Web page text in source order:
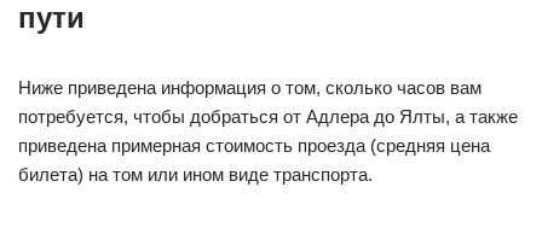
пути
Ниже приведена информация о том, сколько часов вам
потребуется, чтобы добраться от Адлера до Ялты, а также
приведена примерная стоимость проезда (средняя цена
билета) на том или ином виде транспорта.